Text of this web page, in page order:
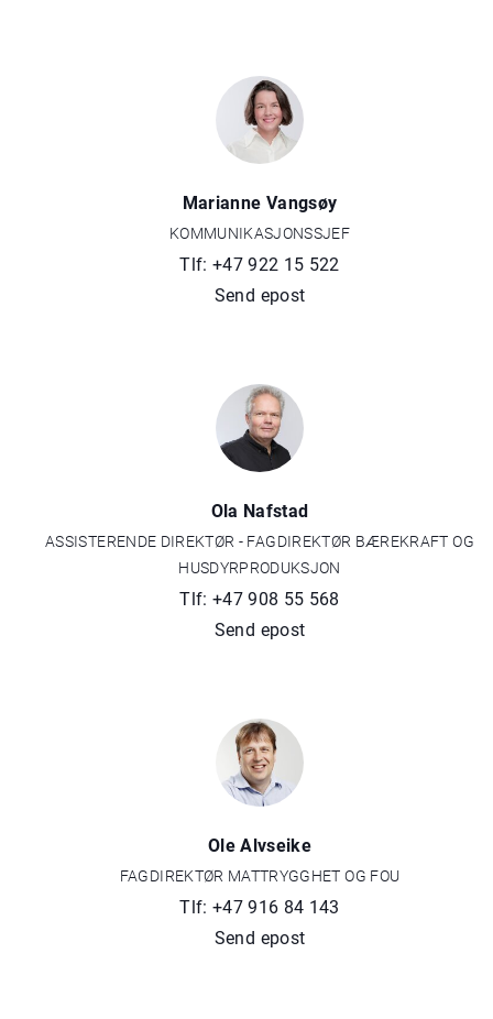
Marianne Vangsøy
KOMMUNIKASJONSSJEF
Tlf: +47 922 15 522
Send epost
Ola Nafstad
ASSISTERENDE DIREKTØR - FAGDIREKTØR BÆREKRAFT OG
HUSDYRPRODUKSJON
Tlf: +47 908 55 568
Send epost
Ole Alvseike
FAGDIREKTØR MATTRYGGHET OG FOU
Tlf: +47 916 84 143
Send epost